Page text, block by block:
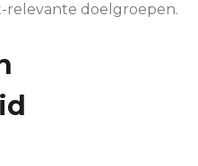
relevante doelgroepen.